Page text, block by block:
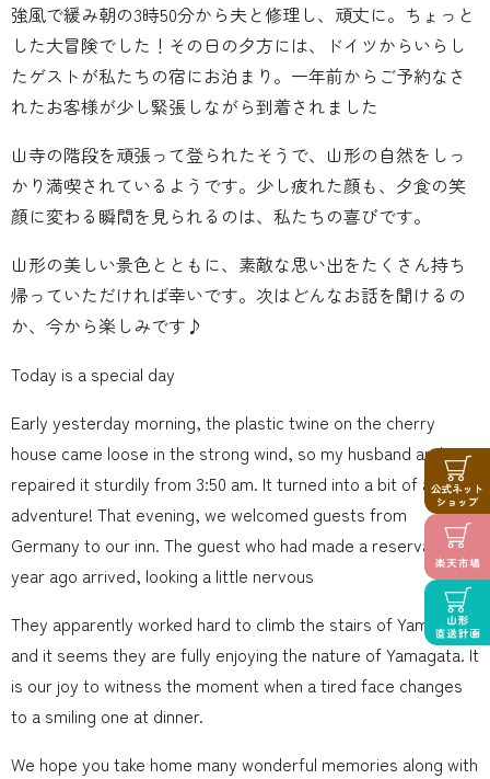
強風で緩み朝の3時50分から夫と修理し、頑丈に。ちょっと
した大冒険でした！その日の夕方には、ドイツからいらし
たゲストが私たちの宿にお泊まり。一年前からご予約なさ
れたお客様が少し緊張しながら到着されました
山寺の階段を頑張って登られたそうで、山形の自然をしっ
かり満喫されているようです。少し疲れた顔も、夕食の笑
顔に変わる瞬間を見られるのは、私たちの喜びです。
山形の美しい景色とともに、素敵な思い出をたくさん持ち
帰っていただければ幸いです。次はどんなお話を聞けるの
か、今から楽しみです♪
Today is a special day
Early yesterday morning, the plastic twine on the cherry
house came loose in the strong wind, so my husband and I
repaired it sturdily from 3:50 am. It turned into a bit of a grand
adventure! That evening, we welcomed guests from
Germany to our inn. The guest who had made a reservation a
year ago arrived, looking a little nervous
They apparently worked hard to climb the stairs of Yamadera,
and it seems they are fully enjoying the nature of Yamagata. It
is our joy to witness the moment when a tired face changes
to a smiling one at dinner.
We hope you take home many wonderful memories along with